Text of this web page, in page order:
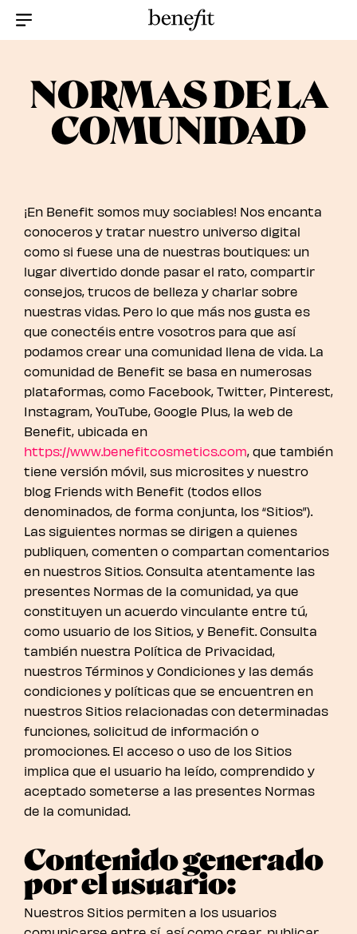
NORMAS DE LA
COMUNIDAD
¡En Benefit somos muy sociables! Nos encanta
conoceros y tratar nuestro universo digital
como si fuese una de nuestras boutiques: un
lugar divertido donde pasar el rato, compartir
consejos, trucos de belleza y charlar sobre
nuestras vidas. Pero lo que más nos gusta es
que conectéis entre vosotros para que así
podamos crear una comunidad llena de vida. La
comunidad de Benefit se basa en numerosas
plataformas, como Facebook, Twitter, Pinterest,
Instagram, YouTube, Google Plus, la web de
Benefit, ubicada en
https://www.benefitcosmetics.com, que también
tiene versión móvil, sus microsites y nuestro
blog Friends with Benefit (todos ellos
denominados, de forma conjunta, los “Sitios”).
Las siguientes normas se dirigen a quienes
publiquen, comenten o compartan comentarios
en nuestros Sitios. Consulta atentamente las
presentes Normas de la comunidad, ya que
constituyen un acuerdo vinculante entre tú,
como usuario de los Sitios, y Benefit. Consulta
también nuestra Política de Privacidad,
nuestros Términos y Condiciones y las demás
condiciones y políticas que se encuentren en
nuestros Sitios relacionadas con determinadas
funciones, solicitud de información o
promociones. El acceso o uso de los Sitios
implica que el usuario ha leído, comprendido y
aceptado someterse a las presentes Normas
de la comunidad.
Contenido generado
por el usuario:
Nuestros Sitios permiten a los usuarios